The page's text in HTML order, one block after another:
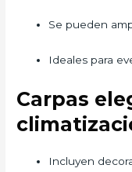
Se pueden
Ideales para
Carpas
Incluyen